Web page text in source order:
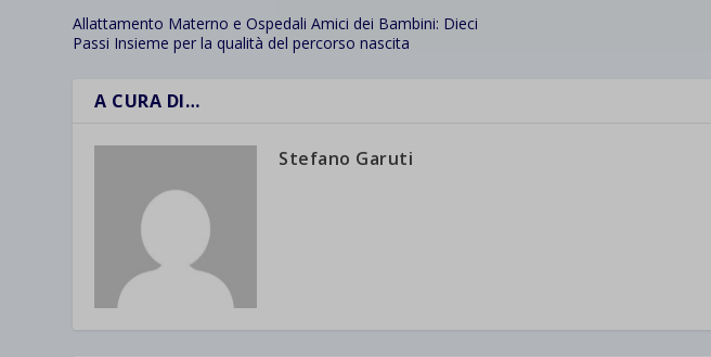
Allattamento Materno e Ospedali Amici dei Bambini: Dieci
Passi Insieme per la qualità del percorso nascita
A CURA DI…
Stefano Garuti